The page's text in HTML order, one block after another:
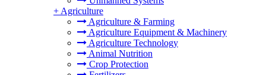
+ Agriculture
Agriculture & Farming
Agriculture Equipment & Machinery
Agriculture Technology
Animal Nutrition
Crop Protection